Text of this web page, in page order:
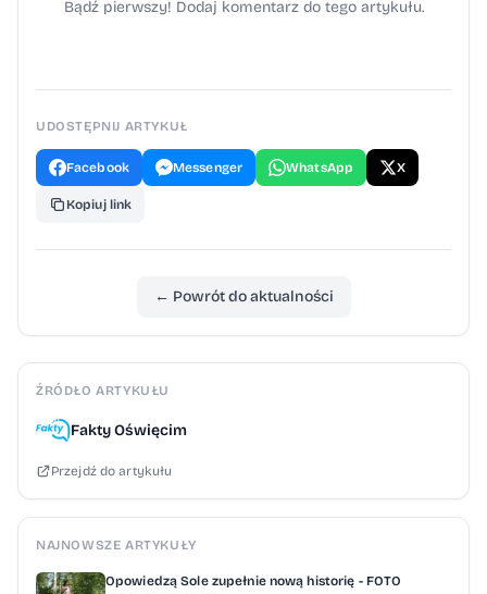
Bądź pierwszy! Dodaj komentarz do tego artykułu.
UDOSTĘPNIJ ARTYKUŁ
Facebook Messenger WhatsApp X
Kopiuj link
← Powrót do aktualności
ŹRÓDŁO ARTYKUŁU
Fakty Oświęcim
Przejdź do artykułu
NAJNOWSZE ARTYKUŁY
Opowiedzą Sole zupełnie nową historię - FOTO